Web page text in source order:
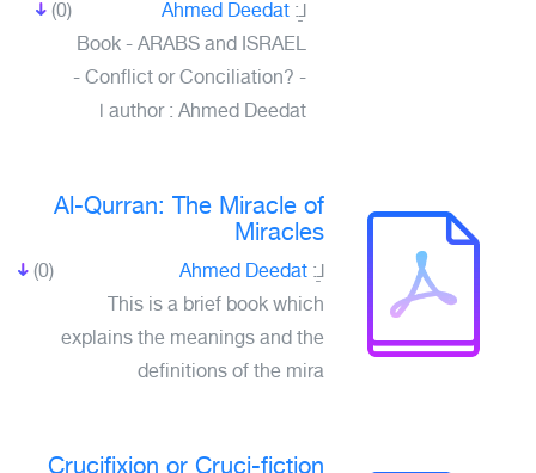
(0) لـِ: Ahmed Deedat
Book - ARABS and ISRAEL
- Conflict or Conciliation? -
author : Ahmed Deedat ا
Al-Qurran: The Miracle of
Miracles
(0) لـِ: Ahmed Deedat
This is a brief book which
explains the meanings and the
definitions of the mira